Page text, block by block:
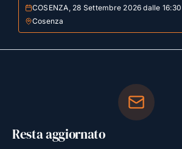
COSENZA, 28 Settembre 2026 dalle
Cosenza
Resta aggiornato